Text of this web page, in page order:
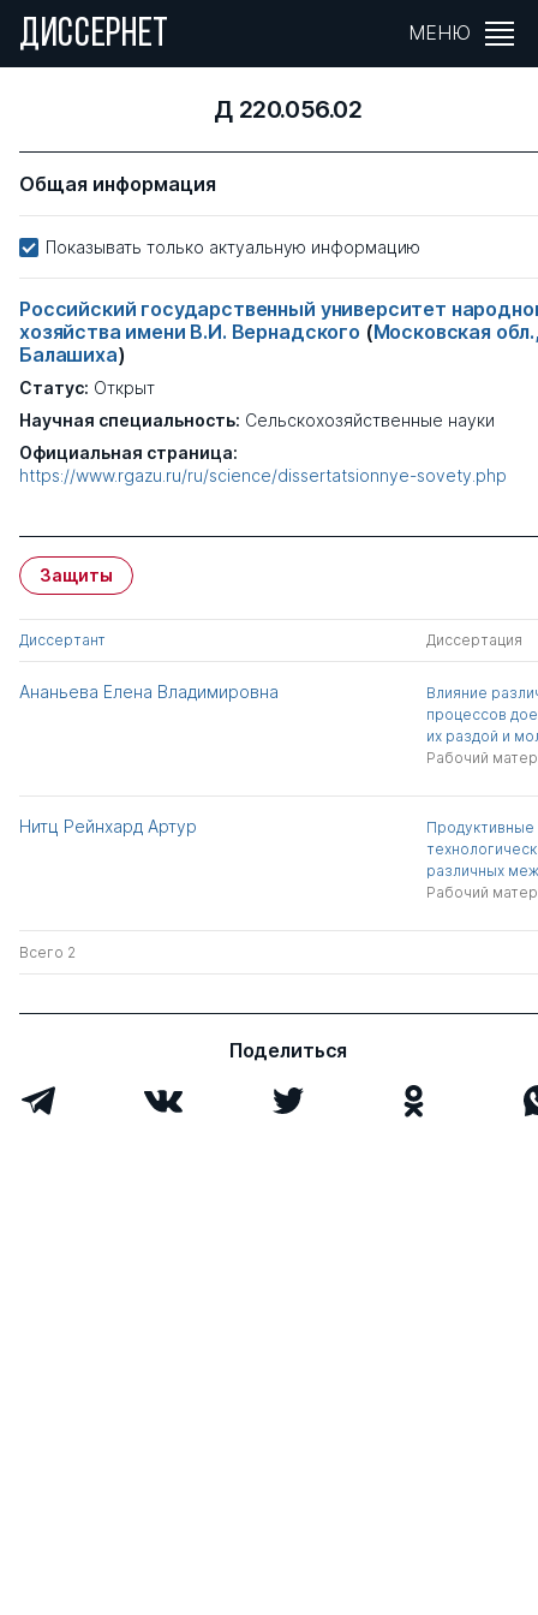
ДИССЕРНЕТ МЕНЮ
Д 220.056.02
Общая информация
Показывать только актуальную информацию
Российский государственный университет
хозяйства имени В.И. Вернадского (Московская
Балашиха)
Статус: Открыт
Научная специальность: Сельскохозяйственные науки
Официальная страница:
https://www.rgazu.ru/ru/science/dissertatsionnye-sovety.php
Защиты
Диссертант Диссертация
Ананьева Елена Владимировна
Влияние
процессов
их раздой и
Рабочий
Нитц Рейнхард Артур
Продуктивные
различных
Рабочий
Всего 2
Поделиться